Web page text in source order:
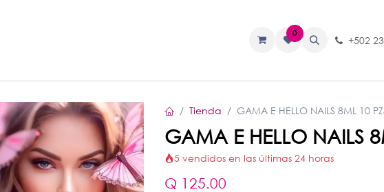
0
+502
Tienda GAMA E HELLO NAILS 8ML 10
GAMA E HELLO NAILS
5 vendidos en las últimas 24 horas
Q 125.00